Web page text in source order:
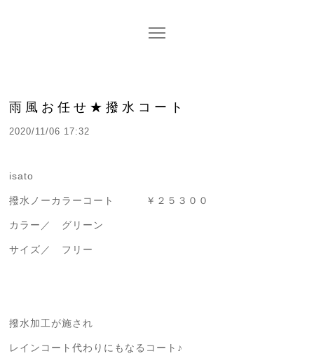
雨風お任せ★撥水コート
2020/11/06 17:32
isato
撥水ノーカラーコート ￥２５３００
カラー／ グリーン
サイズ／ フリー
撥水加工が施され
レインコート代わりにもなるコート♪